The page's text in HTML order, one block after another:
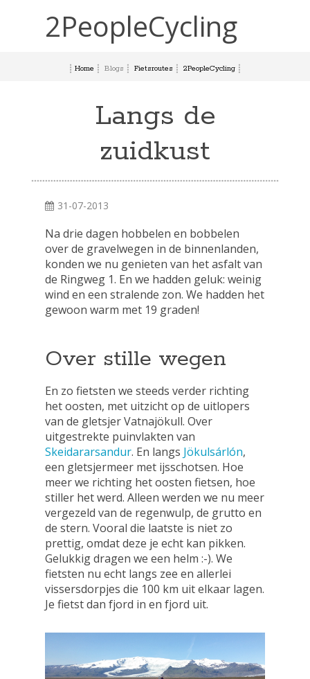
2PeopleCycling
Home Blogs Fietsroutes 2PeopleCycling
Langs de
zuidkust
31-07-2013
Na drie dagen hobbelen en bobbelen
over de gravelwegen in de binnenlanden,
konden we nu genieten van het asfalt van
de Ringweg 1. En we hadden geluk: weinig
wind en een stralende zon. We hadden het
gewoon warm met 19 graden!
Over stille wegen
En zo fietsten we steeds verder richting
het oosten, met uitzicht op de uitlopers
van de gletsjer Vatnajökull. Over
uitgestrekte puinvlakten van
Skeidararsandur. En langs Jökulsárlón,
een gletsjermeer met ijsschotsen. Hoe
meer we richting het oosten fietsen, hoe
stiller het werd. Alleen werden we nu meer
vergezeld van de regenwulp, de grutto en
de stern. Vooral die laatste is niet zo
prettig, omdat deze je echt kan pikken.
Gelukkig dragen we een helm :-). We
fietsten nu echt langs zee en allerlei
vissersdorpjes die 100 km uit elkaar lagen.
Je fietst dan fjord in en fjord uit.